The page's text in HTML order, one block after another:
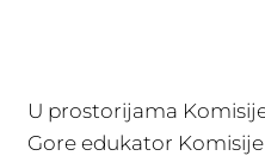
U prostorijama
Gore edukator